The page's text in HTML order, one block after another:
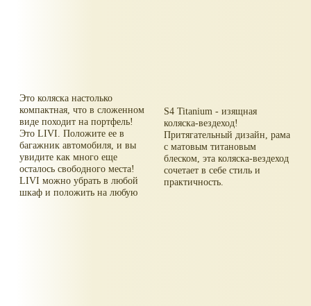
Это коляска настолько
компактная, что в сложенном
виде походит на портфель!
Это LIVI. Положите ее в
багажник автомобиля, и вы
увидите как много еще
осталось свободного места!
LIVI можно убрать в любой
шкаф и положить на любую
S4 Titanium - изящная
коляска-вездеход!
Притягательный дизайн, рама
с матовым титановым
блеском, эта коляска-вездеход
сочетает в себе стиль и
практичность.